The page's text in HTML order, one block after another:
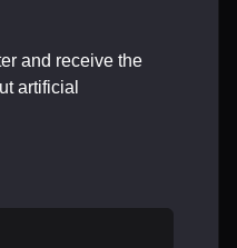
and receive the
artificial